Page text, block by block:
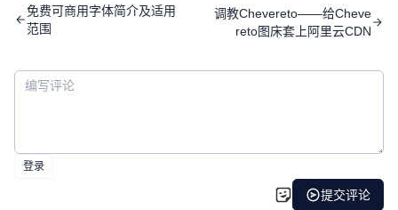
免费可商用字体简介及适用
范围
调教Chevereto——给Cheve
reto图床套上阿里云CDN